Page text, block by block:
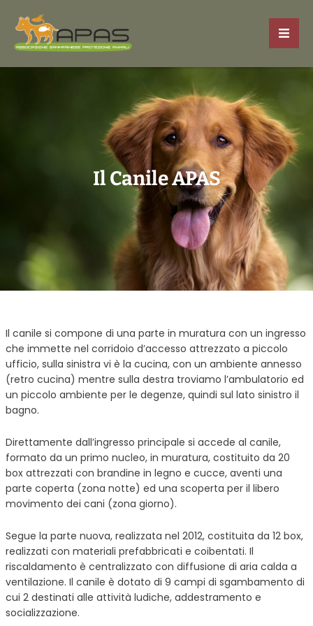
Il Canile APAS
Il canile si compone di una parte in muratura con un ingresso
che immette nel corridoio d’accesso attrezzato a piccolo
ufficio, sulla sinistra vi è la cucina, con un ambiente annesso
(retro cucina) mentre sulla destra troviamo l’ambulatorio ed
un piccolo ambiente per le degenze, quindi sul lato sinistro il
bagno.
Direttamente dall’ingresso principale si accede al canile,
formato da un primo nucleo, in muratura, costituito da 20
box attrezzati con brandine in legno e cucce, aventi una
parte coperta (zona notte) ed una scoperta per il libero
movimento dei cani (zona giorno).
Segue la parte nuova, realizzata nel 2012, costituita da 12 box,
realizzati con materiali prefabbricati e coibentati. Il
riscaldamento è centralizzato con diffusione di aria calda a
ventilazione. Il canile è dotato di 9 campi di sgambamento di
cui 2 destinati alle attività ludiche, addestramento e
socializzazione.